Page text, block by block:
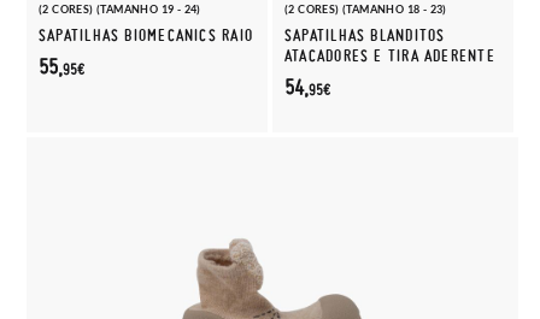
(2 CORES) (TAMANHO 19 - 24)
SAPATILHAS BIOMECANICS RAIO
55,95€
(2 CORES) (TAMANHO 18 - 23)
SAPATILHAS BLANDITOS
ATACADORES E TIRA ADERENTE
54,95€